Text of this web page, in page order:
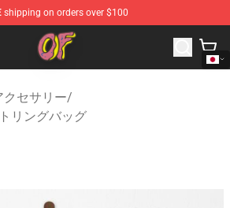
shipping on orders over $100
- Official Odd Future Merchandise Store
クセサリー/
リングバッグ